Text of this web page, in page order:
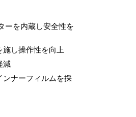
ーを内蔵し安全性を
し操作性を向上
減
ンナーフィルムを採